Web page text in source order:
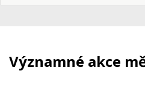
Významné akce